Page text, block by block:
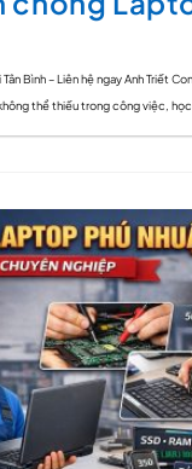
Bình – Liên hệ ngay Anh Triết
thể thiếu trong công việc, học